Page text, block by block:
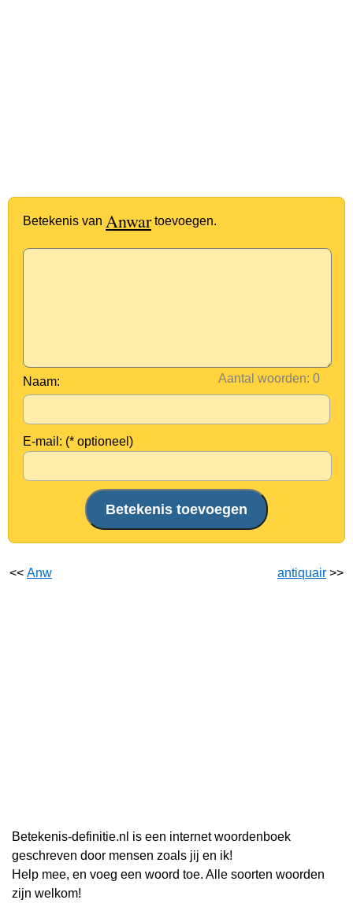
Betekenis van Anwartoevoegen.
Aantal woorden:
Naam:
E-mail: (* optioneel)
<< Anw antiquair >>
Betekenis-definitie.nl is een internet woordenboek
geschreven door mensen zoals jij en ik!
Help mee, en voeg een woord toe. Alle soorten woorden
zijn welkom!